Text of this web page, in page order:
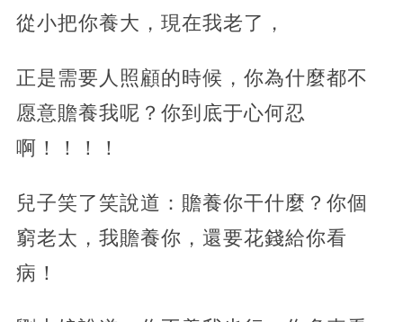
從小把你養大，現在我老了，
正是需要人照顧的時候，你為什麼都不
愿意贍養我呢？你到底于心何忍
啊！！！！
兒子笑了笑說道：贍養你干什麼？你個
窮老太，我贍養你，還要花錢給你看
病！